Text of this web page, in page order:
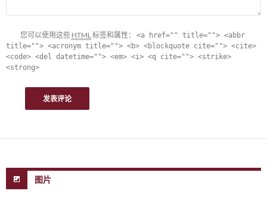
您可以使用这些 HTML标签和属性： <a href="" title=""> <abbr
title=""> <acronym title=""> <b> <blockquote cite=""> <cite>
<code> <del datetime=""> <em> <i> <q cite=""> <strike>
<strong>
图片